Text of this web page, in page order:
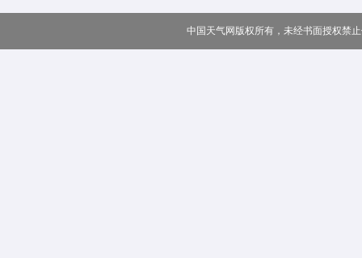
中国天气网版权所有，未经书面授权